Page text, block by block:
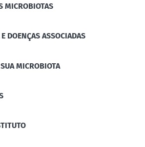
MICROBIOTAS
DOENÇAS ASSOCIADAS
MICROBIOTA